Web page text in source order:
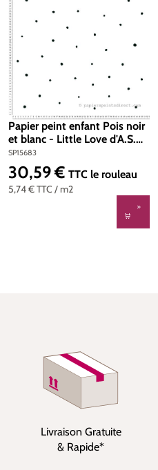
Papier peint enfant Pois noir
et blanc - Little Love d'A.S.
Création | Réf. SP15683
SP15683
5,74 €TTC / m2
Prix régulier :
30,59 € TTC le rouleau
Livraison Gratuite
& Rapide*